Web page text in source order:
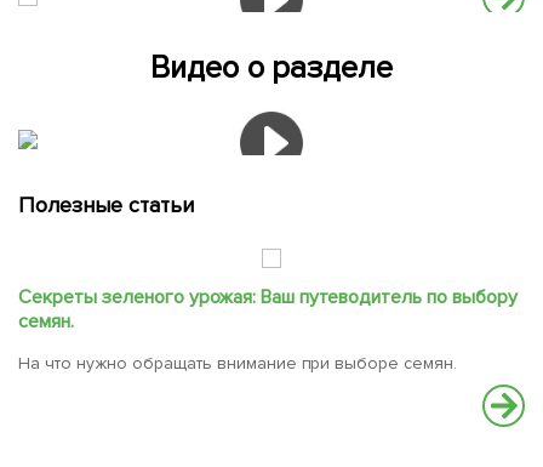
Видео о разделе
Полезные статьи
Секреты зеленого урожая: Ваш путеводитель по выбору
семян.
На что нужно обращать внимание при выборе семян.